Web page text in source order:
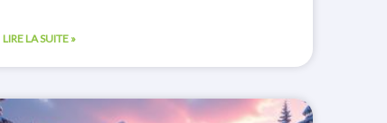
LIRE LA SUITE »